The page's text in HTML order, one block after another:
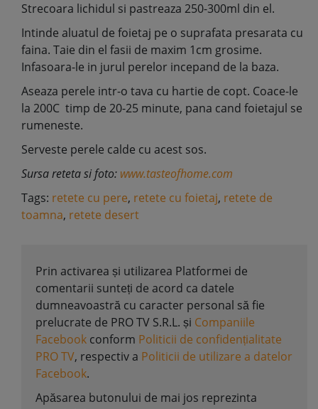
Strecoara lichidul si pastreaza 250-300ml din el.
Intinde aluatul de foietaj pe o suprafata presarata cu
faina. Taie din el fasii de maxim 1cm grosime.
Infasoara-le in jurul perelor incepand de la baza.
Aseaza perele intr-o tava cu hartie de copt. Coace-le
la 200C timp de 20-25 minute, pana cand foietajul se
rumeneste.
Serveste perele calde cu acest sos.
Sursa reteta si foto: www.tasteofhome.com
Tags: retete cu pere, retete cu foietaj, retete de
toamna, retete desert
Prin activarea și utilizarea Platformei de
comentarii sunteți de acord ca datele
dumneavoastră cu caracter personal să fie
prelucrate de PRO TV S.R.L. și Companiile
Facebook conform Politicii de confidențialitate
PRO TV, respectiv a Politicii de utilizare a datelor
Facebook.
Apăsarea butonului de mai jos reprezinta